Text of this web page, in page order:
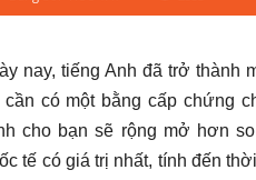
Top
địa
nay, tiếng Anh đã trở thành
cần có một bằng cấp chứng
cho bạn sẽ rộng mở hơn
tế có giá trị nhất, tính đến